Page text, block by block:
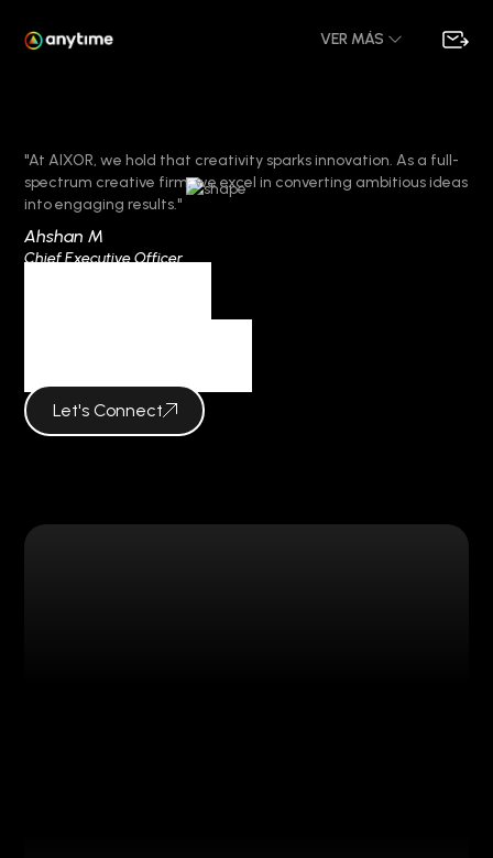
VER MÁS
"At AIXOR, we hold that creativity sparks innovation. As a full-
spectrum creative firm, we excel in converting ambitious ideas
into engaging results."
Ahshan M
Chief Executive Officer
Let's Connect